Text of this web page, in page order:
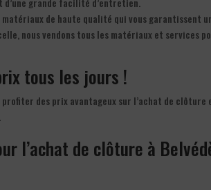
de haute qualité qui vous garantissent
nous vendons tous les matériaux et services
tous les jours !
des prix avantageux sur l’achat de
l’achat de clôture à